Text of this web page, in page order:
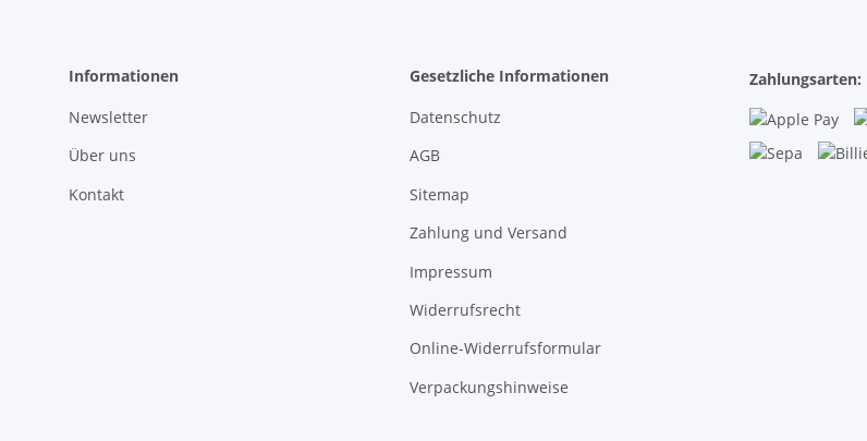
Informationen
Newsletter
Über uns
Kontakt
Gesetzliche Informationen
Datenschutz
AGB
Sitemap
Zahlung und Versand
Impressum
Widerrufsrecht
Online-Widerrufsformular
Verpackungshinweise
Zahlungsarten: